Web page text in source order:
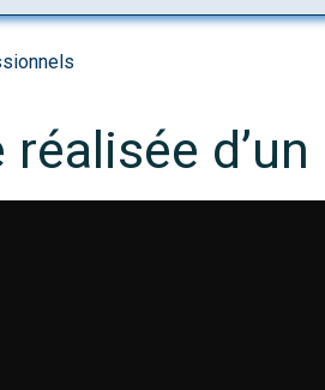
d’un